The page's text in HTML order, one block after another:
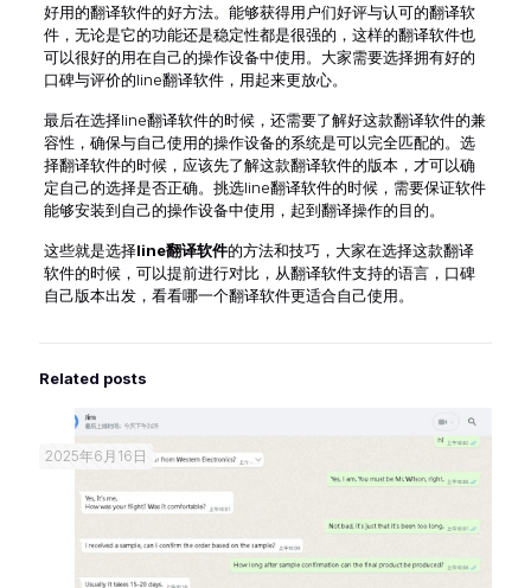
好用的翻译软件的好方法。能够获得用户们好评与认可的翻译软
件，无论是它的功能还是稳定性都是很强的，这样的翻译软件也
可以很好的用在自己的操作设备中使用。大家需要选择拥有好的
口碑与评价的line翻译软件，用起来更放心。
最后在选择line翻译软件的时候，还需要了解好这款翻译软件的兼
容性，确保与自己使用的操作设备的系统是可以完全匹配的。选
择翻译软件的时候，应该先了解这款翻译软件的版本，才可以确
定自己的选择是否正确。挑选line翻译软件的时候，需要保证软件
能够安装到自己的操作设备中使用，起到翻译操作的目的。
这些就是选择line翻译软件的方法和技巧，大家在选择这款翻译
软件的时候，可以提前进行对比，从翻译软件支持的语言，口碑
自己版本出发，看看哪一个翻译软件更适合自己使用。
Related posts
2025年6月16日